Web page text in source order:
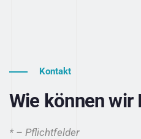
Kontakt
Wie können wir
* – Pflichtfelder